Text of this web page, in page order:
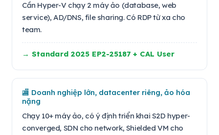
Cần Hyper-V chạy 2 máy ảo (database, web
service), AD/DNS, file sharing. Có RDP từ xa cho
team.
→ Standard 2025 EP2-25187 + CAL User
🏬 Doanh nghiệp lớn, datacenter riêng, ảo hóa
nặng
Chạy 10+ máy ảo, có ý định triển khai S2D hyper-
converged, SDN cho network, Shielded VM cho